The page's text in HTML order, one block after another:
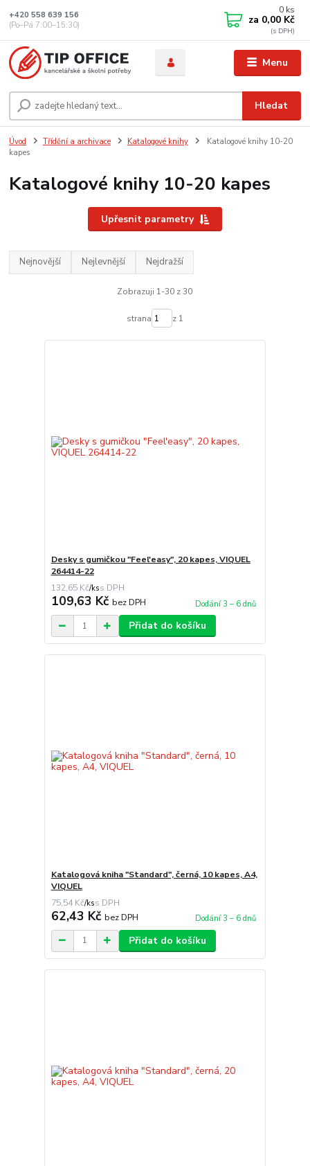
Menu
Hledat
+420 558 639 156
(Po–Pá 7:00–15:30)
0 ks
za 0,00 Kč
Úvod Třídění a archivace Katalogové knihy
Katalogové knihy 10-20
kapes
Katalogové knihy 10-20 kapes
Upřesnit parametry
Nejnovější Nejlevnější Nejdražší
Zobrazuji 1-30 z 30
strana z 1
Desky s gumičkou "Feel'easy", 20 kapes, VIQUEL
264414-22
132,65 Kč/ks
109,63 Kč bez DPH Dodání 3 – 6 dnů
Přidat do košíku
Katalogová kniha "Standard", černá, 10 kapes, A4,
VIQUEL
75,54 Kč/ks
62,43 Kč bez DPH Dodání 3 – 6 dnů
Přidat do košíku